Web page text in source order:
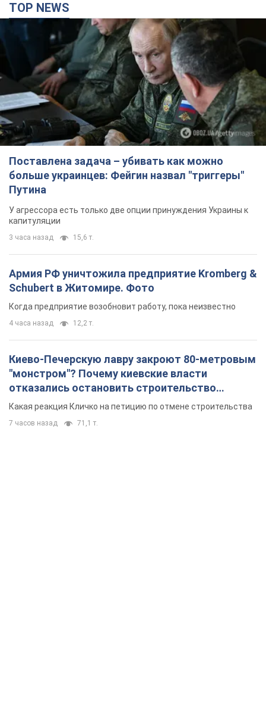
TOP NEWS
Поставлена задача – убивать как можно
больше украинцев: Фейгин назвал "триггеры"
Путина
У агрессора есть только две опции принуждения Украины к
капитуляции
3 часа назад 15,6 т.
Армия РФ уничтожила предприятие Kromberg &
Schubert в Житомире. Фото
Когда предприятие возобновит работу, пока неизвестно
4 часа назад 12,2 т.
Киево-Печерскую лавру закроют 80-метровым
"монстром"? Почему киевские власти
отказались остановить строительство
небоскреба "московского верующего"
Какая реакция Кличко на петицию по отмене строительства
7 часов назад 71,1 т.